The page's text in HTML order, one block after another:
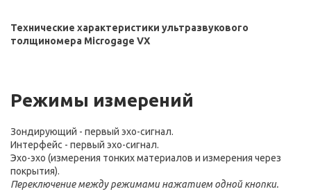
Технические характеристики ультразвукового
толщиномера Microgage VX
Режимы измерений
Зондирующий - первый эхо-сигнал.
Интерфейс - первый эхо-сигнал.
Эхо-эхо (измерения тонких материалов и измерения через
покрытия).
Переключение между режимами нажатием одной кнопки.